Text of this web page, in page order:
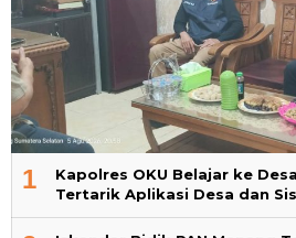
1
Kapolres OKU Belajar ke
Tertarik Aplikasi Desa dan